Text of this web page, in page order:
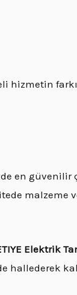
hizmetin
en
malzeme
Elektrik
hallederek